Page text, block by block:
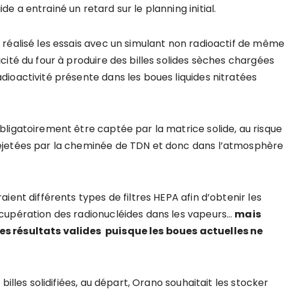
a entrainé un retard sur le planning initial.
les essais avec un simulant non radioactif de même
du four à produire des billes solides sèches chargées
présente dans les boues liquides nitratées
être captée par la matrice solide, au risque
par la cheminée de TDN et donc dans l’atmosphère
différents types de filtres HEPA afin d’obtenir les
des radionucléides dans les vapeurs… mais
résultats valides puisque les boues actuelles ne
solidifiées, au départ, Orano souhaitait les stocker